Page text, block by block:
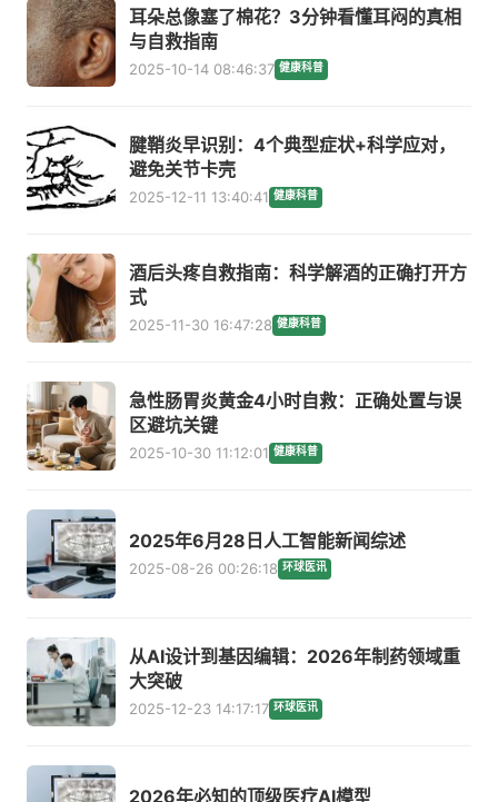
耳朵总像塞了棉花？3分钟看懂耳闷的真相
与自救指南
2025-10-14 08:46:37 健康科普
腱鞘炎早识别：4个典型症状+科学应对，
避免关节卡壳
2025-12-11 13:40:41 健康科普
酒后头疼自救指南：科学解酒的正确打开方
式
2025-11-30 16:47:28 健康科普
急性肠胃炎黄金4小时自救：正确处置与误
区避坑关键
2025-10-30 11:12:01 健康科普
2025年6月28日人工智能新闻综述
2025-08-26 00:26:18 环球医讯
从AI设计到基因编辑：2026年制药领域重
大突破
2025-12-23 14:17:17 环球医讯
2026年必知的顶级医疗AI模型